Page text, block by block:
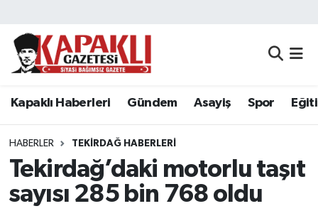
Kapaklı Haberleri Gündem Asayiş Spor
HABERLER TEKIRDAĞ HABERLERI
Tekirdağ’daki motorlu taşıt
sayısı 285 bin 768 oldu
Kapaklı Haberleri
Asayiş
Spor
Eğitim
Tekirdağ Nöbetçi Eczaneler
Tekirdağ Namaz Vakitleri
Tekirdağ Trafik Yoğunluk Haritası
Süper Lig Puan Durumu ve Fikstür